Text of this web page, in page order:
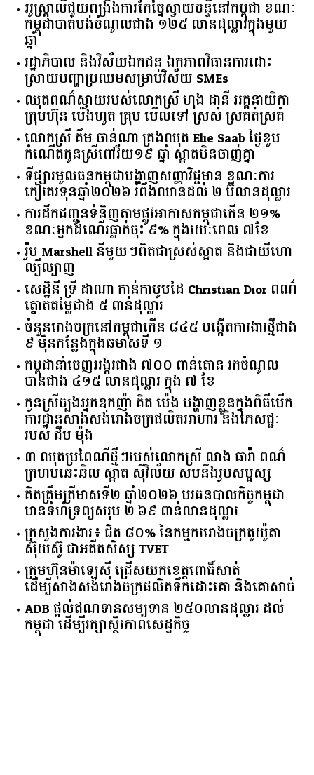
អូស្ត្រាលី​ជួយ​ពង្រឹង​ការ​កែច្នៃ​ស្វាយចន្ទី​នៅ​កម្ពុជា​ ​ខណៈ​
កម្ពុជា​បាត់បង់​ចំណូល​ជាង​ ​១២៥​ ​លាន​ដុល្លារ​ក្នុង​មួយ​
ឆ្នាំ​
រដ្ឋាភិបាល​ ​និង​វិស័យ​ឯកជន ​ឯកភាព​វិធានការ​ដោះ
ស្រាយ​បញ្ហា​ប្រឈម​​សម្រាប់​វិស័យ​ ​SMEs​
ឈុតពណ៌ស្វាយរបស់លោកស្រី ហុង ដានី អគ្គ​នាយិកា​
ក្រុមហ៊ុន ប៉េងហួត គ្រុប មើលទៅ ស្រស់ ស្រគត់ស្រគំ
លោកស្រី គឹម ចាន់ណា គ្រងឈុត Elie Saab ថ្ងៃខួប
កំណើតកូនស្រីពៅវ័យ១៩ ឆ្នាំ ស្អាតមិនចាញ់គ្នា
ទីផ្សារ​មូលធន​កម្ពុជា​បង្ហាញ​សញ្ញា​វិជ្ជមាន​ ​ខណៈ​ការ​
កៀរគរ​ទុន​ឆ្នាំ​២០២៦​ ​រំពឹង​ឈានដល់​ ​២​ ​ប៊ីលាន​ដុល្លារ​
ការដឹកជញ្ជូនទំនិញតាមផ្លូវអាកាសកម្ពុជាកើន ២១%
ខណៈអ្នកដំណើរធ្លាក់ចុះ ៩% ក្នុងរយៈពេល ៧ខែ
រ៉ូប Marshell នីមួយៗពិតជាស្រស់ស្អាត និងជាយីហោ
ល្បីល្បាញ
សេដ្ឋិនី ទ្រី ដាណា កាន់កាបូបដៃ Christian Dior ពណ៌
ត្នោតតម្លៃជាង ៥ ពាន់ដុល្លារ
ចំនួន​រោងចក្រ​នៅ​កម្ពុជា​កើន​ ​៨៤៥​ ​បង្កើត​ការងារ​ថ្មី​ជាង​
​៩​ ​ម៉ឺន​កន្លែង​ក្នុង​ឆមាស​ទី ​១​
កម្ពុជានាំចេញអង្ករជាង ៧០០ ពាន់តោន រកចំណូល
បានជាង ៤១៥ លានដុល្លារ ក្នុង ៧ ខែ
កូនស្រីច្បងអ្នកឧកញ៉ា គិត ម៉េង បង្ហាញខ្លួនក្នុងពិធីបើក
ការដ្ឋានសាងសង់រោងចក្រផលិតអាហារ និងភេសជ្ជៈ
របស់ ជីប ម៉ុង
៣ ឈុតប្រពៃណីថ្មីៗរបស់លោកស្រី លាង ធារ៉ា ពណ៌
ក្រហមឆេះឆិល ស្អាត ​ស៊ីវិល័យ សមនឹងរូបសម្ផស្ស
គិត​ត្រឹមត្រីមាស​ទី​២​ ​ឆ្នាំ​២០២៦​ បរធន​បាលកិច្ច​កម្ពុជា​ ​
មាន​ទំហំ​ទ្រព្យ​សរុប​ ​២.៦៩​ ​ពាន់លាន​ដុល្លារ​
ក្រសួង​ការងារ​៖ ​ជិត​ ​៨០​% ​នៃ​កម្មករ​រោងចក្រ​តូយ៉ូតា ​
ស៊ុយ​ស៊ូ ​ជា​អតីត​សិស្ស​ ​TVET​
ក្រុមហ៊ុន​ម៉ាឡេស៊ី ជ្រើសយកខេត្ដពោធិ៍សាត់
ដើម្បីសាងសង់រោងចក្រផលិតទឹកដោះគោ និងគោសាច់
ADB ផ្តល់ឥណទានសម្បទាន ២៥០លានដុល្លារ ដល់
កម្ពុជា ដើម្បីរក្សាស្ថិរភាពសេដ្ឋកិច្ច